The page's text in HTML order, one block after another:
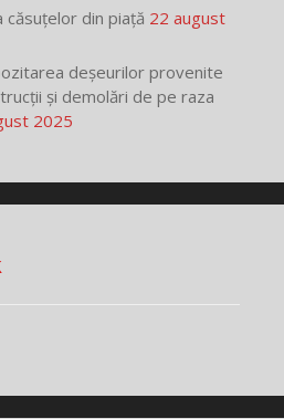
din piață 22 august
deșeurilor provenite
și demolări de pe raza
2025